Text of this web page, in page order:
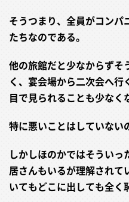
そうつまり、全員がコンパ
たちなのである。
他の旅館だと少なからずそ
く、宴会場から二次会へ
目で見られることも少なく
特に悪いことはしていない
しかしほのかではそうい
居さんもいるが理解され
いてもどこに出しても全く